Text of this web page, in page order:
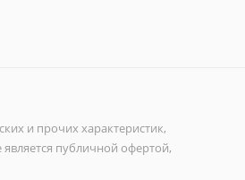
и прочих характеристик,
публичной офертой,